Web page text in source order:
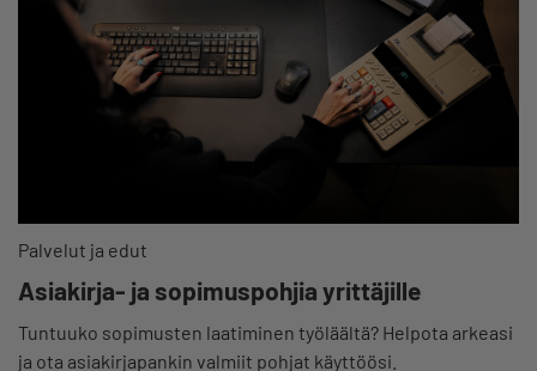
Palvelut ja edut
Asiakirja- ja sopimuspohjia yrittäjille
Tuntuuko sopimusten laatiminen työläältä? Helpota arkeasi
ja ota asiakirjapankin valmiit pohjat käyttöösi.